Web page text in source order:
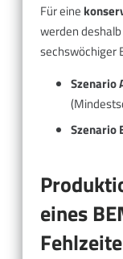
Für eine
werden
sechswöchiger
Szenario
Szenario
eines